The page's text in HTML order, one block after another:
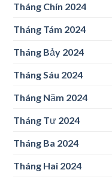
Tháng Chín 2024
Tháng Tám 2024
Tháng Bảy 2024
Tháng Sáu 2024
Tháng Năm 2024
Tháng Tư 2024
Tháng Ba 2024
Tháng Hai 2024